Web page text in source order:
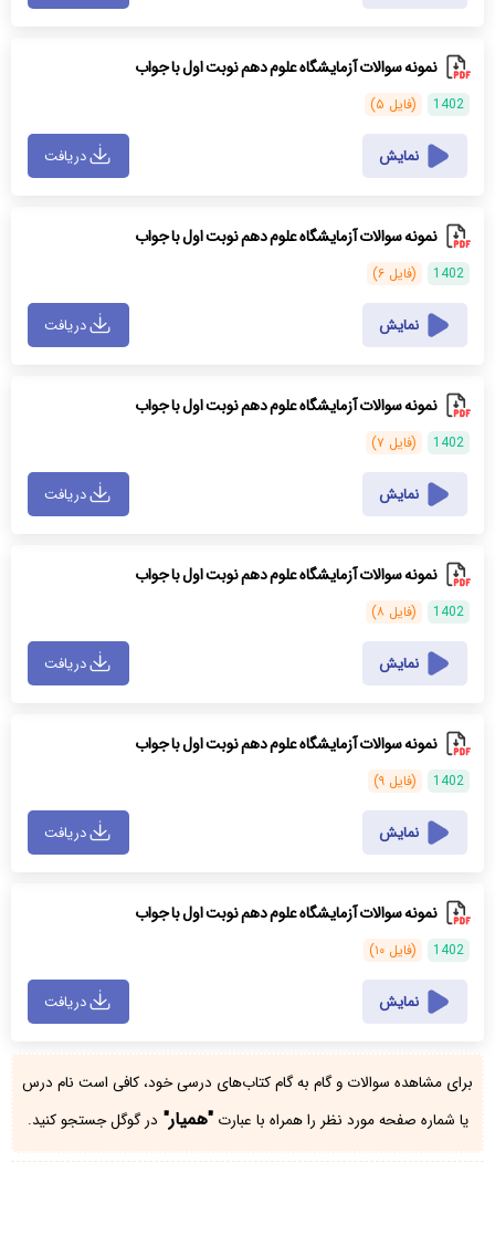
نمونه سوالات آزمایشگاه علوم دهم نوبت اول با جواب
1402 (فایل ۵)
نمایش دریافت
نمونه سوالات آزمایشگاه علوم دهم نوبت اول با جواب
1402 (فایل ۶)
نمایش دریافت
نمونه سوالات آزمایشگاه علوم دهم نوبت اول با جواب
1402 (فایل ۷)
نمایش دریافت
نمونه سوالات آزمایشگاه علوم دهم نوبت اول با جواب
1402 (فایل ۸)
نمایش دریافت
نمونه سوالات آزمایشگاه علوم دهم نوبت اول با جواب
1402 (فایل ۹)
نمایش دریافت
نمونه سوالات آزمایشگاه علوم دهم نوبت اول با جواب
1402 (فایل ۱۰)
نمایش دریافت
برای مشاهده سوالات و گام به گام کتاب‌های درسی خود، کافی است نام درس
یا شماره صفحه مورد نظر را همراه با عبارت"همیار" در گوگل جستجو کنید.